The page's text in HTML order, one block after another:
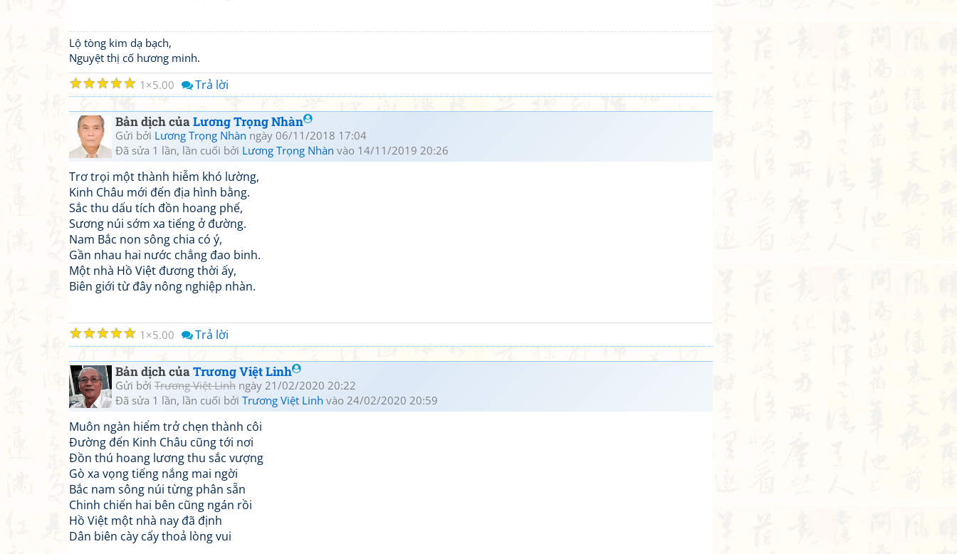
Lộ tòng kim dạ bạch,
Nguyệt thị cố hương minh.
☆
☆
☆
☆
☆ 1 5.00 Trả lời
Bản dịch củaLương Trọng Nhàn
Gửi bởi Lương Trọng Nhàn ngày 06/11/2018 17:04
Đã sửa 1 lần, lần cuối bởi Lương Trọng Nhàn vào 14/11/2019 20:26
Trơ trọi một thành hiễm khó lường,
Kinh Châu mới đến địa hình bằng.
Sắc thu dấu tích đồn hoang phế,
Sương núi sớm xa tiếng ở đường.
Nam Bắc non sông chia có ý,
Gần nhau hai nước chẳng đao binh.
Một nhà Hồ Việt đương thời ấy,
Biên giới từ đây nông nghiệp nhàn.
☆
☆
☆
☆
☆ 1 5.00 Trả lời
Bản dịch củaTrương Việt Linh
Gửi bởi Trương Việt Linh ngày 21/02/2020 20:22
Đã sửa 1 lần, lần cuối bởi Trương Việt Linh vào 24/02/2020 20:59
Muôn ngàn hiểm trở chẹn thành côi
Đường đến Kinh Châu cũng tới nơi
Đồn thú hoang lương thu sắc vượng
Gò xa vọng tiếng nắng mai ngời
Bắc nam sông núi từng phân sẵn
Chinh chiến hai bên cũng ngán rồi
Hồ Việt một nhà nay đã định
Dân biên cày cấy thoả lòng vui